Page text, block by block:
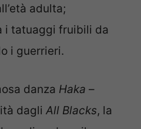
adulta;
i tatuaggi fruibili da
i guerrieri.
danza Haka –
dagli All Blacks, la